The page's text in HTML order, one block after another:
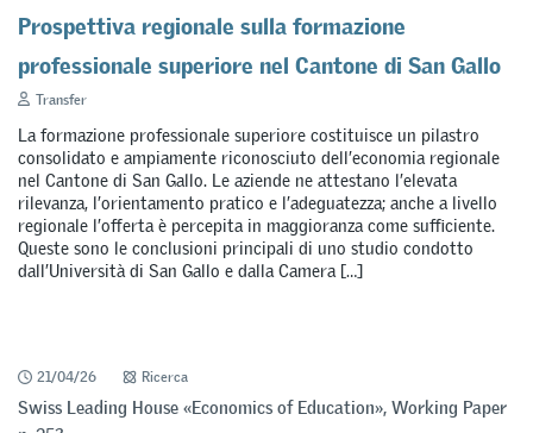
Prospettiva regionale sulla formazione
professionale superiore nel Cantone di San Gallo
Transfer
La formazione professionale superiore costituisce un pilastro
consolidato e ampiamente riconosciuto dell’economia regionale
nel Cantone di San Gallo. Le aziende ne attestano l’elevata
rilevanza, l’orientamento pratico e l’adeguatezza; anche a livello
regionale l’offerta è percepita in maggioranza come sufficiente.
Queste sono le conclusioni principali di uno studio condotto
dall’Università di San Gallo e dalla Camera […]
21/04/26 Ricerca
Swiss Leading House «Economics of Education», Working Paper